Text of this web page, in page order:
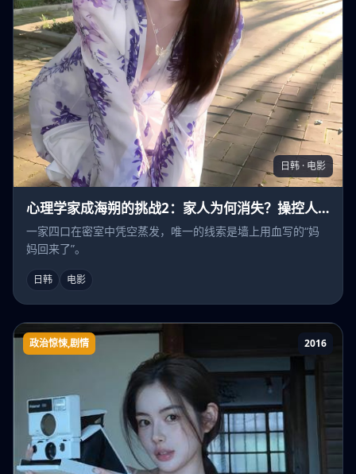
日韩 · 电影
心理学家成海朔的挑战2：家人为何消失？操控人
心的疯子
一家四口在密室中凭空蒸发，唯一的线索是墙上用血写的“妈
妈回来了”。
日韩 电影
A金政客
政治惊悚,剧情 2016